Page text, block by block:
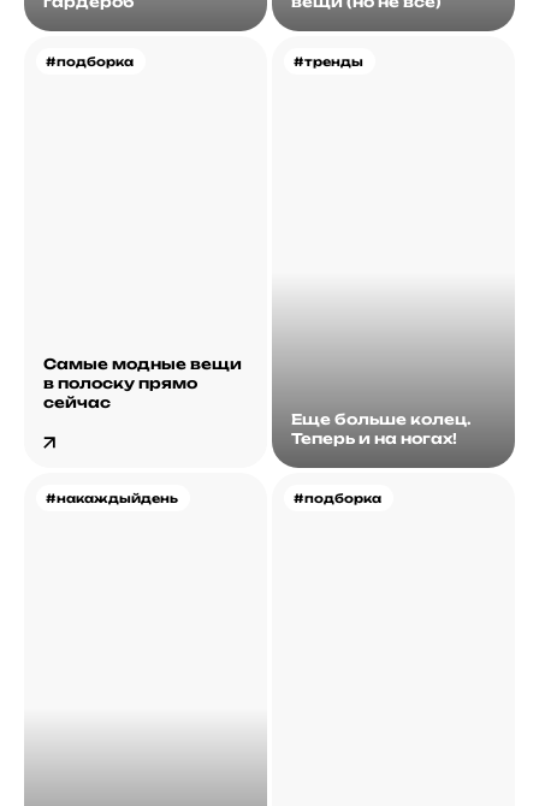
#подборка
Самые модные вещи
в полоску прямо
сейчас
#тренды
Еще больше колец.
Теперь и на ногах!
#накаждыйдень #подборка